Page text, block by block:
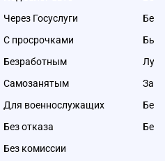
Через Госуслуги
С просрочками
Безработным
Самозанятым
Для военнослужащих
Без отказа
Без комиссии
Без
Без
Без